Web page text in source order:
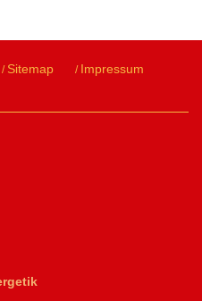
Sitemap Impressum